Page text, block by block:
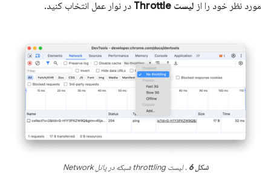
مورد نظر خود را از لیست Throttle در نوار عمل انتخاب کنید.
شکل 6 . لیست throttling شبکه در پانل Network